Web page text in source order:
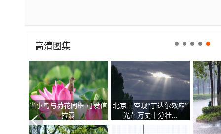
高清图集
当小鸟与荷花同框 可爱值
拉满
北京上空现“丁达尔效应”
光芒万丈十分壮...